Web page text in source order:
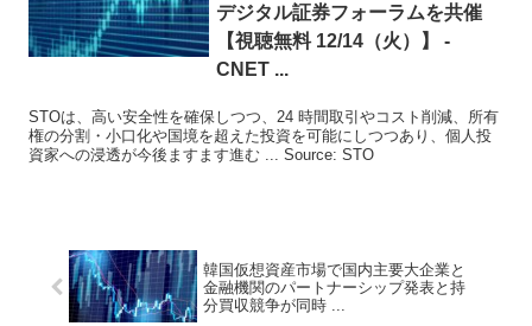
デジタル証券フォーラムを共催
【視聴無料 12/14（火）】 -
CNET ...
STOは、高い安全性を確保しつつ、24 時間取引やコスト削減、所有
権の分割・小口化や国境を超えた投資を可能にしつつあり、個人投
資家への浸透が今後ますます進む ... Source: STO
韓国仮想資産市場で国内主要大企業と
金融機関のパートナーシップ発表と持
分買収競争が同時 ...